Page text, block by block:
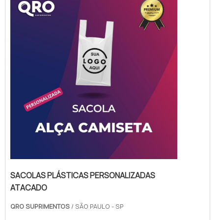
SACOLAS PLÁSTICAS PERSONALIZADAS
ATACADO
QRO SUPRIMENTOS / SÃO PAULO - SP